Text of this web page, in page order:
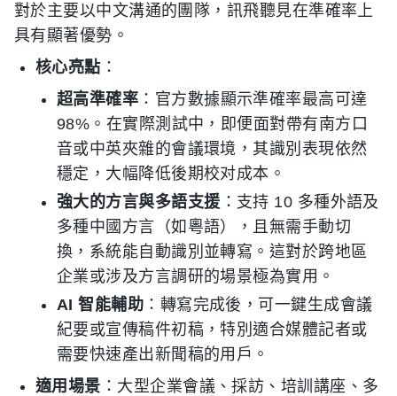
對於主要以中文溝通的團隊，訊飛聽見在準確率上
具有顯著優勢。
核心亮點 ：
超高準確率 ：官方數據顯示準確率最高可達
98%。在實際測試中，即便面對帶有南方口
音或中英夾雜的會議環境，其識別表現依然
穩定，大幅降低後期校对成本。
強大的方言與多語支援 ：支持 10 多種外語及
多種中國方言（如粵語），且無需手動切
換，系統能自動識別並轉寫。這對於跨地區
企業或涉及方言調研的場景極為實用。
AI 智能輔助 ：轉寫完成後，可一鍵生成會議
紀要或宣傳稿件初稿，特別適合媒體記者或
需要快速產出新聞稿的用戶。
適用場景 ：大型企業會議、採訪、培訓講座、多